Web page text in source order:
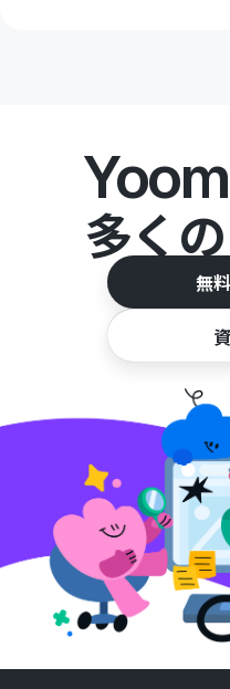
Yoom
多く
無